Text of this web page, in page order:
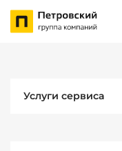
Услуги сервиса